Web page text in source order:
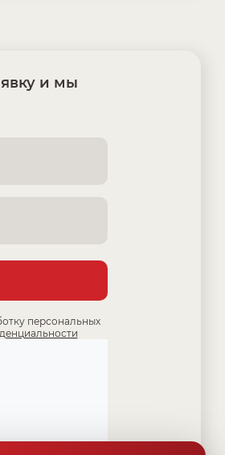
и мы
персональных